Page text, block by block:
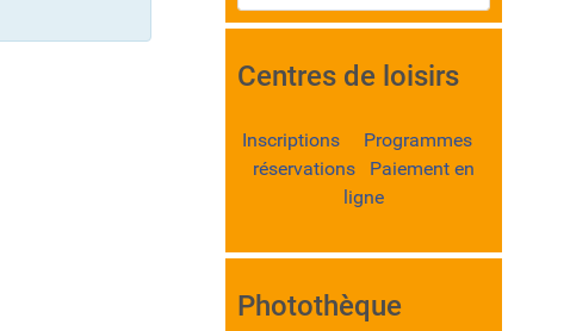
Centres de loisirs
Inscriptions Programmes
réservations Paiement en
ligne
Photothèque